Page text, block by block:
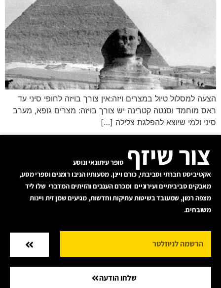
הצעה למסלול טיול במצרים ויזה:אין צורך בויזה לחופי סיני עד
ראס מוחמד וסנטה קטרינה יש צורך בויזה: מצרים גופא, מערב
סיני ולמי שיוצא להפלגת צלילה […]
צור שיזף סופר עיתונאי ונוסע
אקטיביסט חברתי וסביבתי, כורם ויינן. מסעותיו הניבו רומנים וספרי מסע,
מאבקים סביביתיים ועירוניים ומכרם הענבים והזיתים המדברי שלו ליד
מצפה רמון, שמעובד בשיטות עתיקות וחדשות, מגיעים שמן זית ויינות
משובחים.
שלחו הודעה